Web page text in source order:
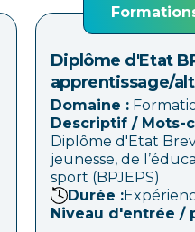
Diplôme d'Etat
apprentissage/
Domaine :
Descriptif / Mots-
Diplôme d'Etat
jeunesse, de
sport (BPJEPS)
Durée :
Niveau d'entrée /